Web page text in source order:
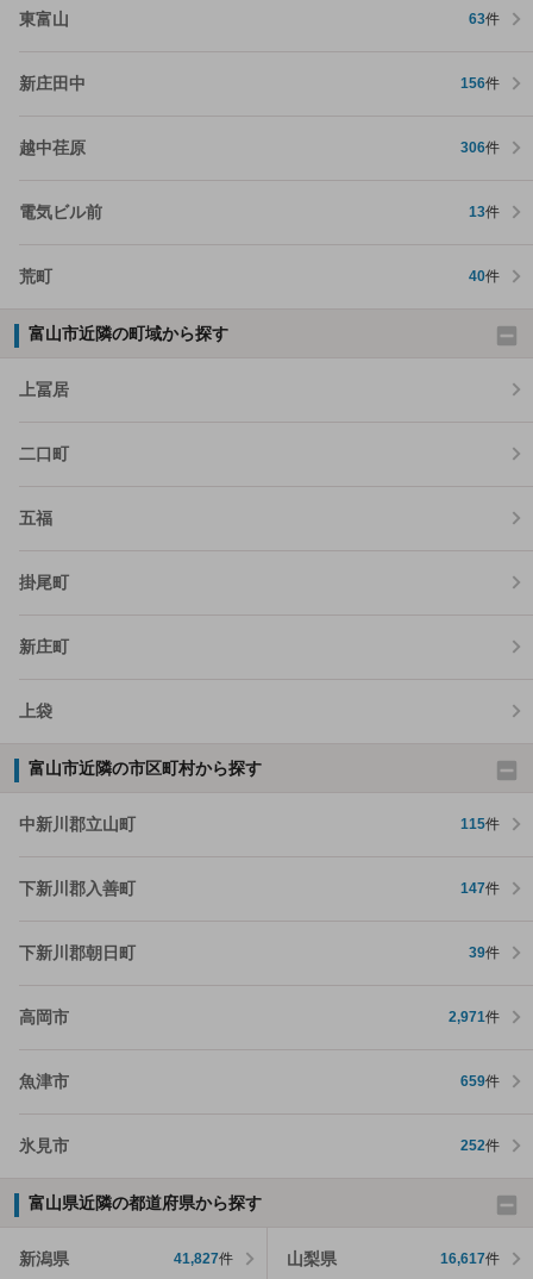
東富山 63件
新庄田中 156件
越中荏原 306件
電気ビル前 13件
荒町 40件
富山市近隣の町域から探す
上冨居
二口町
五福
掛尾町
新庄町
上袋
富山市近隣の市区町村から探す
中新川郡立山町 115件
下新川郡入善町 147件
下新川郡朝日町 39件
高岡市 2,971件
魚津市 659件
氷見市 252件
富山県近隣の都道府県から探す
新潟県 41,827件 山梨県 16,617件